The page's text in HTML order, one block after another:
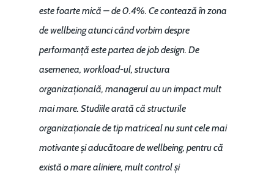
este foarte mică – de 0.4%. Ce contează în zona
de wellbeing atunci când vorbim despre
performanță este partea de job design. De
asemenea, workload-ul, structura
organizațională, managerul au un impact mult
mai mare. Studiile arată că structurile
organizaționale de tip matriceal nu sunt cele mai
motivante și aducătoare de wellbeing, pentru că
există o mare aliniere, mult control și